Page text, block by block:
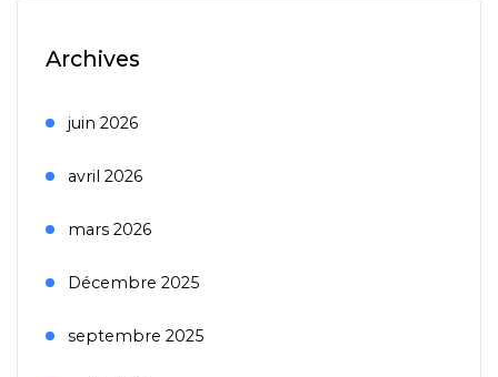
Archives
juin 2026
avril 2026
mars 2026
Décembre 2025
septembre 2025